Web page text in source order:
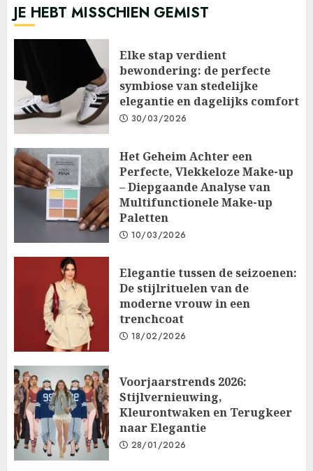
JE HEBT MISSCHIEN GEMIST
Elke stap verdient
bewondering: de perfecte
symbiose van stedelijke
elegantie en dagelijks comfort
30/03/2026
Het Geheim Achter een
Perfecte, Vlekkeloze Make-up
– Diepgaande Analyse van
Multifunctionele Make-up
Paletten
10/03/2026
Elegantie tussen de seizoenen:
De stijlrituelen van de
moderne vrouw in een
trenchcoat
18/02/2026
Voorjaarstrends 2026:
Stijlvernieuwing,
Kleurontwaken en Terugkeer
naar Elegantie
28/01/2026